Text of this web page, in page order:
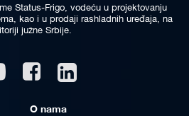
Status-Frigo, vodeću u projektovanju
kao i u prodaji rashladnih uređaja, na
južne Srbije.
Facebook
O nama